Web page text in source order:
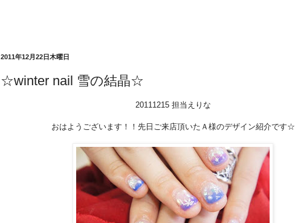
2011年12月22日木曜日
☆winter nail 雪の結晶☆
20111215 担当えりな
おはようございます！！先日ご来店頂いたＡ様のデザイン紹介です☆